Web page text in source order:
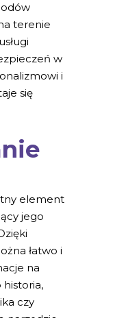
terenie
w
i
się
element
jego
łatwo i
na
czy